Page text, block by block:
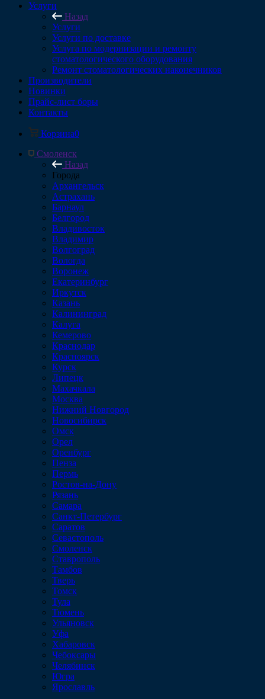
Услуги
Назад
Услуги
Услуги по доставке
Услуга по модернизации и ремонту
стоматологического оборудования
Ремонт стоматологических наконечников
Производители
Новинки
Прайс-лист боры
Контакты
Корзина0
Смоленск
Назад
Города
Архангельск
Астрахань
Барнаул
Белгород
Владивосток
Владимир
Волгоград
Вологда
Воронеж
Екатеринбург
Иркутск
Казань
Калининград
Калуга
Кемерово
Краснодар
Красноярск
Курск
Липецк
Махачкала
Москва
Нижний Новгород
Новосибирск
Омск
Орел
Оренбург
Пенза
Пермь
Ростов-на-Дону
Рязань
Самара
Санкт-Петербург
Саратов
Севастополь
Смоленск
Ставрополь
Тамбов
Тверь
Томск
Тула
Тюмень
Ульяновск
Уфа
Хабаровск
Чебоксары
Челябинск
Югра
Ярославль